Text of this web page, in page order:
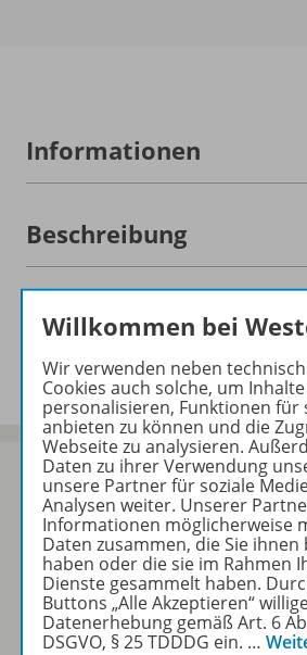
Informationen
Beschreibung
Ergänzende
Sofort profitieren
Zum Newsletter
Willkommen bei
Wir verwenden neben
Cookies auch solche, um
personalisieren, Funktionen für
anbieten zu können und die
Webseite zu analysieren.
Daten zu ihrer Verwendung
unsere Partner für soziale
Analysen weiter. Unserer
Informationen möglicherweise
Daten zusammen, die Sie
haben oder die sie im Rahmen
Dienste gesammelt haben.
Buttons „Alle Akzeptieren“
Datenerhebung gemäß Art. 6
DSGVO, § 25 TDDDG ein. …